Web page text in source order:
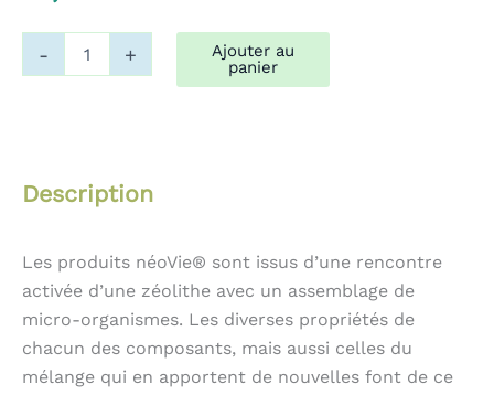
-
Dynamisation
+
Ajouter au
panier
Description
Les produits néoVie® sont issus d’une rencontre
activée d’une zéolithe avec un assemblage de
micro-organismes. Les diverses propriétés de
chacun des composants, mais aussi celles du
mélange qui en apportent de nouvelles font de ce